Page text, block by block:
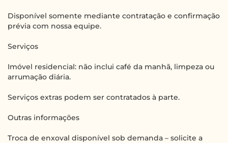
Disponível somente mediante contratação e confirmação
prévia com nossa equipe.
Serviços
Imóvel residencial: não inclui café da manhã, limpeza ou
arrumação diária.
Serviços extras podem ser contratados à parte.
Outras informações
Troca de enxoval disponível sob demanda – solicite a